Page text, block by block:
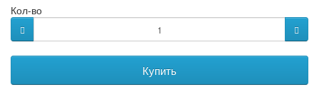
Кол-во
Купить